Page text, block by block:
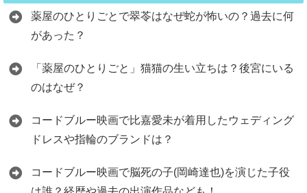
薬屋のひとりごとで翠苓はなぜ蛇が怖いの？過去に何
があった？
「薬屋のひとりごと」猫猫の生い立ちは？後宮にいる
のはなぜ？
コードブルー映画で比嘉愛未が着用したウェディング
ドレスや指輪のブランドは？
コードブルー映画で脳死の子(岡崎達也)を演じた子役